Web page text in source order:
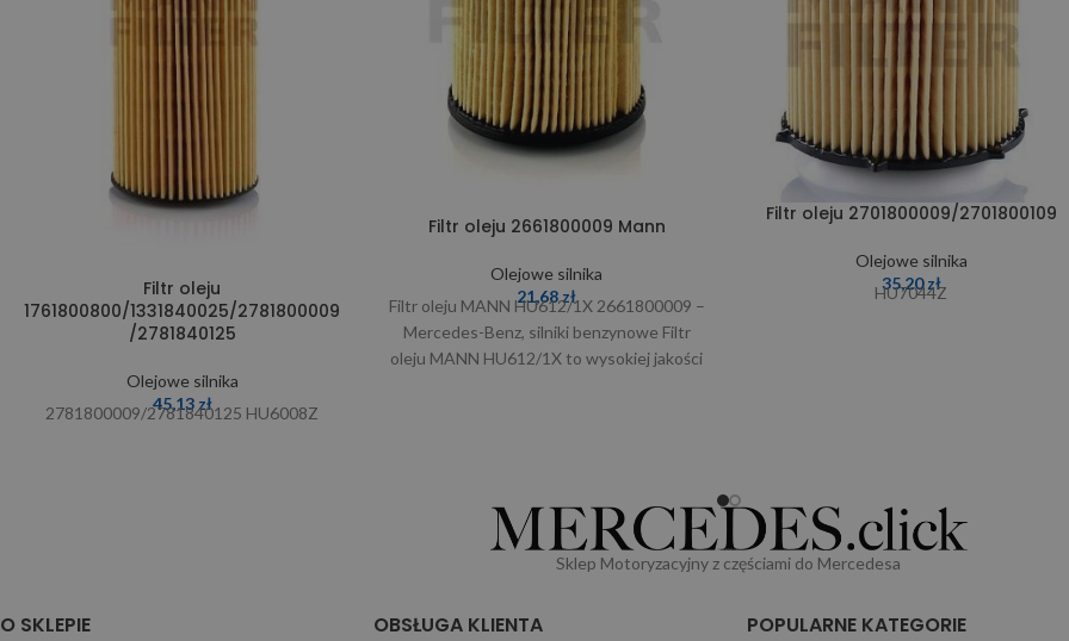
Filtr oleju
1761800800/1331840025/2781800009
/2781840125
Olejowe silnika
45,13 zł
2781800009/2781840125 HU6008Z
Filtr oleju 2661800009 Mann
Olejowe silnika
21,68zł
Filtr oleju MANN HU612/1X 2661800009 –
Mercedes-Benz, silniki benzynowe Filtr
oleju MANN HU612/1X to wysokiej jakości
Filtr oleju 2701800009/2701800109
Olejowe silnika
35,20zł
HU7044Z
Sklep Motoryzacyjny z częściami do Mercedesa
O SKLEPIE OBSŁUGA KLIENTA POPULARNE KATEGORIE